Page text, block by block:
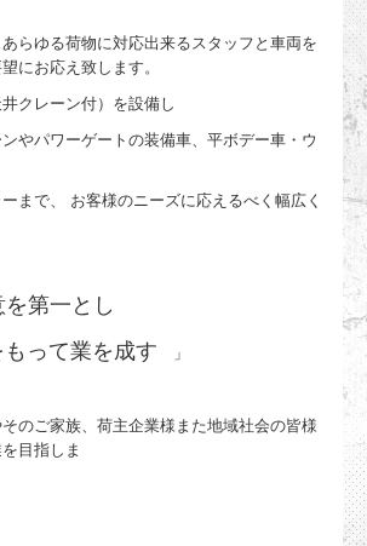
らゆる荷物に対応出来るスタッフと車両を
にお応え致します。
クレーン付）を設備し
やパワーゲートの装備車、平ボデー車・ウ
まで、 お客様のニーズに応えるべく幅広く
を第一とし
もって業を成す 」
のご家族、荷主企業様また地域社会の皆様
目指しま
。